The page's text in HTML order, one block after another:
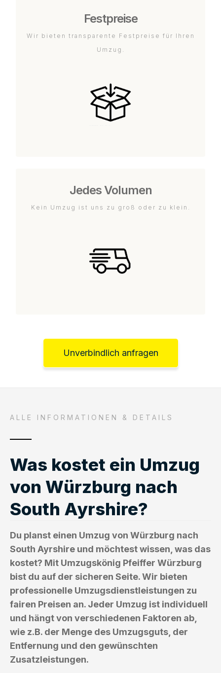
Festpreise
Wir bieten transparente Festpreise für Ihren
Umzug.
Jedes Volumen
Kein Umzug ist uns zu groß oder zu klein.
Unverbindlich anfragen
ALLE INFORMATIONEN & DETAILS
Was kostet ein Umzug
von Würzburg nach
South Ayrshire?
Du planst einen Umzug von Würzburg nach
South Ayrshire und möchtest wissen, was das
kostet? Mit Umzugskönig Pfeiffer Würzburg
bist du auf der sicheren Seite. Wir bieten
professionelle Umzugsdienstleistungen zu
fairen Preisen an. Jeder Umzug ist individuell
und hängt von verschiedenen Faktoren ab,
wie z.B. der Menge des Umzugsguts, der
Entfernung und den gewünschten
Zusatzleistungen.